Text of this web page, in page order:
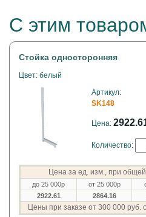
С этим
Стойка односторонняя
Цвет: белый
Артикул:
SK148
Цена:
Количество:
Цена за ед. изм., при
до 25 000р от 25 000р
2922.61
2864.16
Цены при заказе от 300 000 руб.